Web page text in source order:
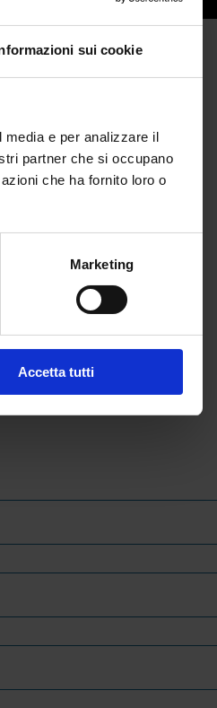
sui cookie
e per analizzare il
partner che si occupano
che ha fornito loro o
Marketing
Accetta tutti
formativa